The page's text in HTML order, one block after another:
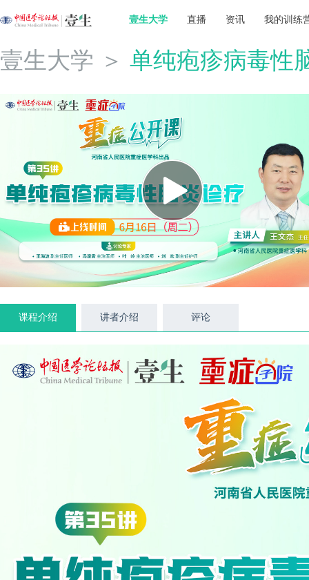
壹生大学 直播 资讯 我的训练
壹生大学 ＞ 单纯疱疹病毒性
课程介绍 讲者介绍 评论